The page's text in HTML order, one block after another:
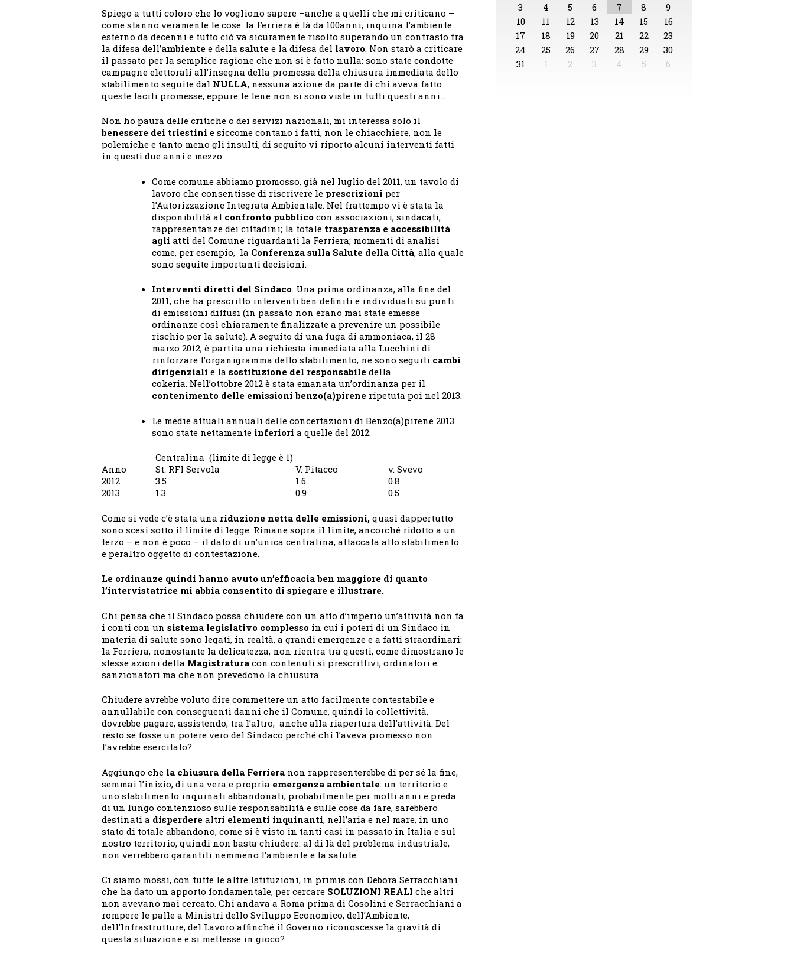
Spiego a tutti coloro che lo vogliono sapere –anche a quelli che mi criticano –
come stanno veramente le cose: la Ferriera è là da 100anni, inquina l’ambiente
esterno da decenni e tutto ciò va sicuramente risolto superando un contrasto fra
la difesa dell’ambiente e della salute e la difesa del lavoro. Non starò a criticare
il passato per la semplice ragione che non si è fatto nulla: sono state condotte
campagne elettorali all’insegna della promessa della chiusura immediata dello
stabilimento seguite dal NULLA, nessuna azione da parte di chi aveva fatto
queste facili promesse, eppure le Iene non si sono viste in tutti questi anni…
Non ho paura delle critiche o dei servizi nazionali, mi interessa solo il
benessere dei triestini e siccome contano i fatti, non le chiacchiere, non le
polemiche e tanto meno gli insulti, di seguito vi riporto alcuni interventi fatti
in questi due anni e mezzo:
Come comune abbiamo promosso, già nel luglio del 2011, un tavolo di
lavoro che consentisse di riscrivere le prescrizioni per
l’Autorizzazione Integrata Ambientale. Nel frattempo vi è stata la
disponibilità al confronto pubblico con associazioni, sindacati,
rappresentanze dei cittadini; la totale trasparenza e accessibilità
agli atti del Comune riguardanti la Ferriera; momenti di analisi
come, per esempio, la Conferenza sulla Salute della Città, alla quale
sono seguite importanti decisioni.
Interventi diretti del Sindaco. Una prima ordinanza, alla fine del
2011, che ha prescritto interventi ben definiti e individuati su punti
di emissioni diffusi (in passato non erano mai state emesse
ordinanze così chiaramente finalizzate a prevenire un possibile
rischio per la salute). A seguito di una fuga di ammoniaca, il 28
marzo 2012, è partita una richiesta immediata alla Lucchini di
rinforzare l’organigramma dello stabilimento, ne sono seguiti cambi
dirigenziali e la sostituzione del responsabile della
cokeria. Nell’ottobre 2012 è stata emanata un’ordinanza per il
contenimento delle emissioni benzo(a)pirene ripetuta poi nel 2013.
Le medie attuali annuali delle concertazioni di Benzo(a)pirene 2013
sono state nettamente inferiori a quelle del 2012.
Centralina (limite di legge è 1)
Anno
St. RFI Servola V. Pitacco
v. Svevo
2012
3.5 1.6
0.8
2013
1.3 0.9 0.5
Come si vede c’è stata una riduzione netta delle emissioni, quasi dappertutto
sono scesi sotto il limite di legge. Rimane sopra il limite, ancorché ridotto a un
terzo – e non è poco – il dato di un’unica centralina, attaccata allo stabilimento
e peraltro oggetto di contestazione.
Le ordinanze quindi hanno avuto un’efficacia ben maggiore di quanto
l’intervistatrice mi abbia consentito di spiegare e illustrare.
Chi pensa che il Sindaco possa chiudere con un atto d’imperio un’attività non fa
i conti con un sistema legislativo complesso in cui i poteri di un Sindaco in
materia di salute sono legati, in realtà, a grandi emergenze e a fatti straordinari:
la Ferriera, nonostante la delicatezza, non rientra tra questi, come dimostrano le
stesse azioni della Magistratura con contenuti sì prescrittivi, ordinatori e
sanzionatori ma che non prevedono la chiusura.
Chiudere avrebbe voluto dire commettere un atto facilmente contestabile e
annullabile con conseguenti danni che il Comune, quindi la collettività,
dovrebbe pagare, assistendo, tra l’altro, anche alla riapertura dell’attività. Del
resto se fosse un potere vero del Sindaco perché chi l’aveva promesso non
l’avrebbe esercitato?
Aggiungo che la chiusura della Ferriera non rappresenterebbe di per sé la fine,
semmai l’inizio, di una vera e propria emergenza ambientale: un territorio e
uno stabilimento inquinati abbandonati, probabilmente per molti anni e preda
di un lungo contenzioso sulle responsabilità e sulle cose da fare, sarebbero
destinati a disperdere altri elementi inquinanti, nell’aria e nel mare, in uno
stato di totale abbandono, come si è visto in tanti casi in passato in Italia e sul
nostro territorio; quindi non basta chiudere: al di là del problema industriale,
non verrebbero garantiti nemmeno l’ambiente e la salute.
Ci siamo mossi, con tutte le altre Istituzioni, in primis con Debora Serracchiani
che ha dato un apporto fondamentale, per cercare SOLUZIONI REALI che altri
non avevano mai cercato. Chi andava a Roma prima di Cosolini e Serracchiani a
rompere le palle a Ministri dello Sviluppo Economico, dell’Ambiente,
dell’Infrastrutture, del Lavoro affinché il Governo riconoscesse la gravità di
questa situazione e si mettesse in gioco?
3
4 5 6 7 8
9
10
11 12 13 14 15
16
17
18 19 20 21 22
23
24
25 26 27 28 29
30
31
1 2 3 4 5 6